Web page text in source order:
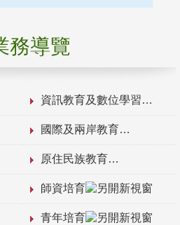
務導覽
資訊教育及數位學習
國際及兩岸教育
原住民族教育
師資培育
青年培育